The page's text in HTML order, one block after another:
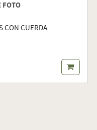
FOTO
CON CUERDA